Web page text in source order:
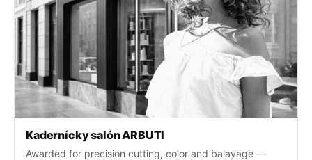
t
e
Kadernícky salón ARBUTI
Awarded for precision cutting, color and balayage —